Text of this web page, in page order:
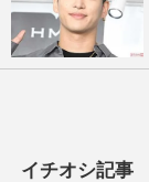
イチオシ記事